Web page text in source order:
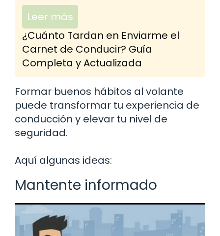
Leer más
¿Cuánto Tardan en Enviarme el
Carnet de Conducir? Guía
Completa y Actualizada
Formar buenos hábitos al volante
puede transformar tu experiencia de
conducción y elevar tu nivel de
seguridad.
Aquí algunas ideas:
Mantente informado